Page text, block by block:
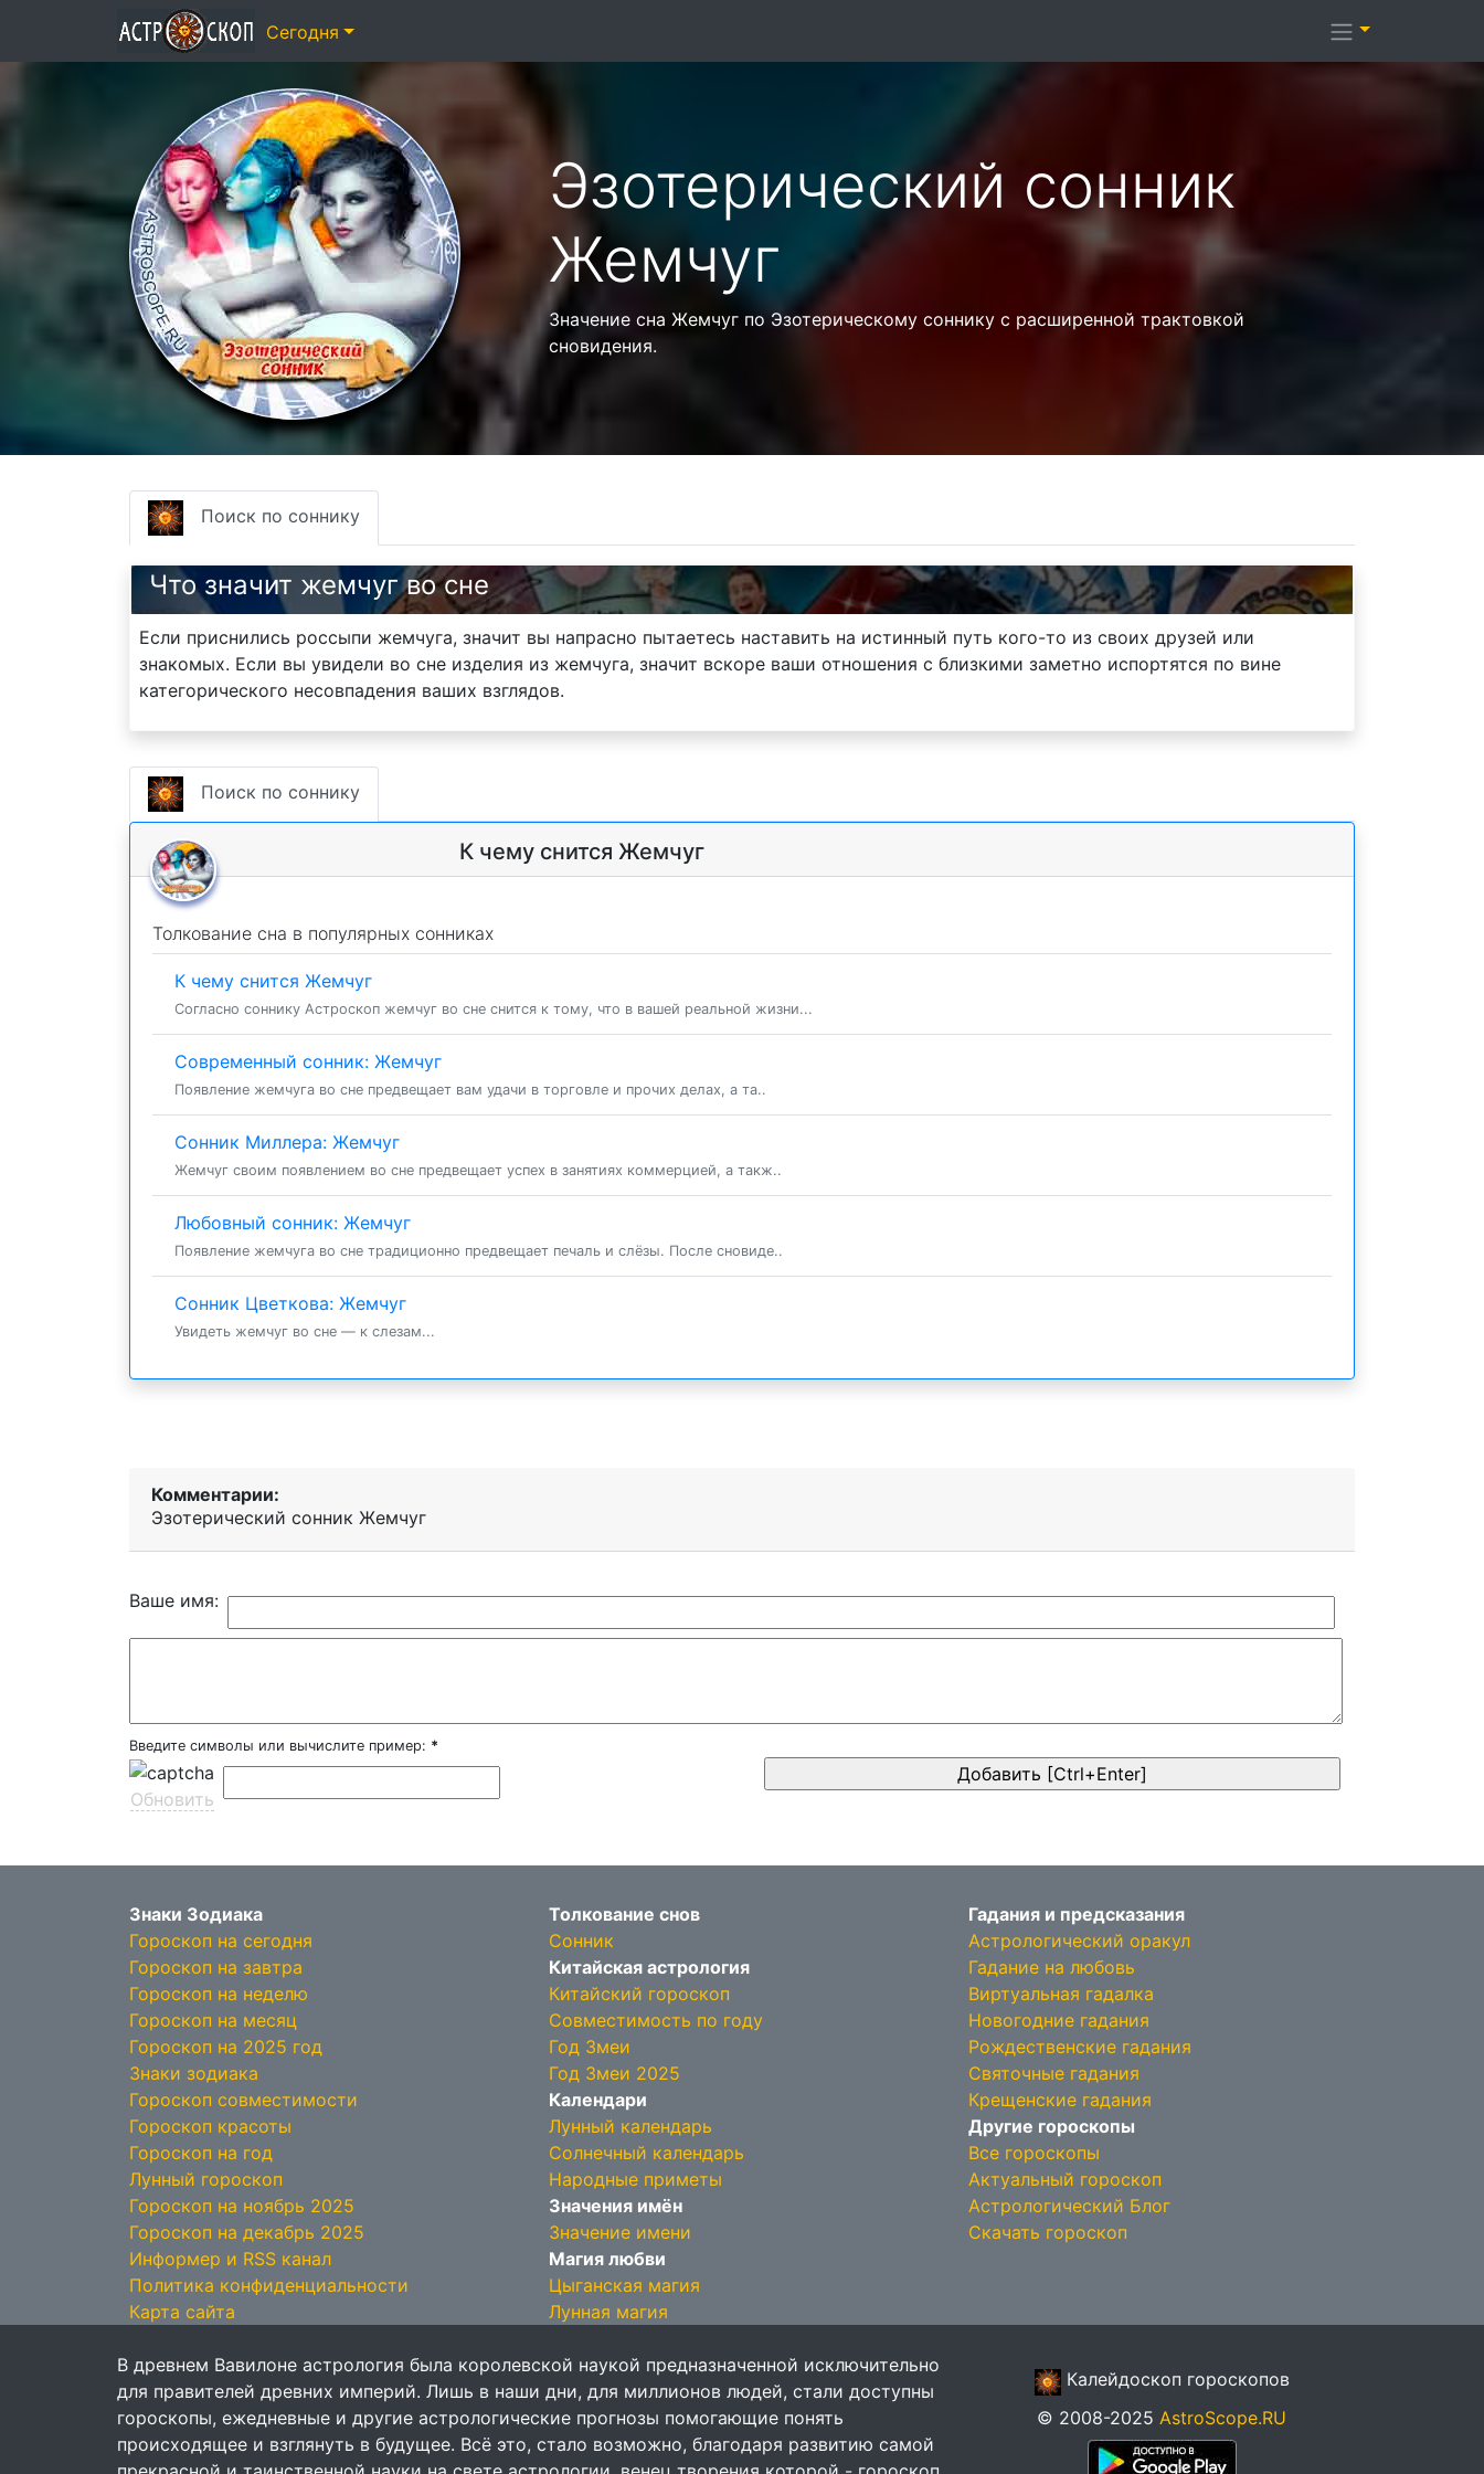
Эзотерический cонник
Жемчуг
Значение сна Жемчуг по Эзотерическому соннику с расширенной трактовкой
сновидения.
Поиск по соннику
Что значит жемчуг во сне
Если приснились россыпи жемчуга, значит вы напрасно пытаетесь наставить на истинный путь кого-то из своих друзей или
знакомых. Если вы увидели во сне изделия из жемчуга, значит вскоре ваши отношения с близкими заметно испортятся по вине
категорического несовпадения ваших взглядов.
Поиск по соннику
К чему снится Жемчуг
Толкование сна в популярных сонниках
К чему снится Жемчуг
Согласно соннику Астроскоп жемчуг во сне снится к тому, что в вашей реальной жизни...
Современный сонник: Жемчуг
Появление жемчуга во сне предвещает вам удачи в торговле и прочих делах, а та..
Сонник Миллера: Жемчуг
Жемчуг своим появлением во сне предвещает успех в занятиях коммерцией, а такж..
Любовный сонник: Жемчуг
Появление жемчуга во сне традиционно предвещает печаль и слёзы. После сновиде..
Сонник Цветкова: Жемчуг
Увидеть жемчуг во сне — к слезам...
Комментарии:
Эзотерический cонник Жемчуг
Ваше имя:
Введите символы или вычислите пример: *
Обновить
Знаки Зодиака
Гороскоп на сегодня
Гороскоп на завтра
Гороскоп на неделю
Гороскоп на месяц
Гороскоп на 2025 год
Знаки зодиака
Гороскоп совместимости
Гороскоп красоты
Гороскоп на год
Лунный гороскоп
Гороскоп на ноябрь 2025
Гороскоп на декабрь 2025
Информер и RSS канал
Политика конфиденциальности
Карта сайта
Толкование снов
Сонник
Китайская астрология
Китайский гороскоп
Совместимость по году
Год Змеи
Год Змеи 2025
Календари
Лунный календарь
Солнечный календарь
Народные приметы
Значения имён
Значение имени
Магия любви
Цыганская магия
Лунная магия
Гадания и предсказания
Астрологический оракул
Гадание на любовь
Виртуальная гадалка
Новогодние гадания
Рождественские гадания
Святочные гадания
Крещенские гадания
Другие гороскопы
Все гороскопы
Актуальный гороскоп
Астрологический Блог
Скачать гороскоп
В древнем Вавилоне астрология была королевской наукой предназначенной исключительно
для правителей древних империй. Лишь в наши дни, для миллионов людей, стали доступны
гороскопы, ежедневные и другие астрологические прогнозы помогающие понять
происходящее и взглянуть в будущее. Всё это, стало возможно, благодаря развитию самой
Калейдоскоп гороскопов
© 2008-2025 AstroScope.RU
Сегодня